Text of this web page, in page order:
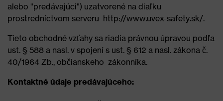
alebo "predávajúci") uzatvorené na diaľku
prostredníctvom serveru http://www.uvex-safety.sk/.
Tieto obchodné vzťahy sa riadia právnou úpravou podľa
ust. § 588 a nasl. v spojení s ust. § 612 a nasl. zákona č.
40/1964 Zb., občianskeho zákonníka.
Kontaktné údaje predávajúceho: